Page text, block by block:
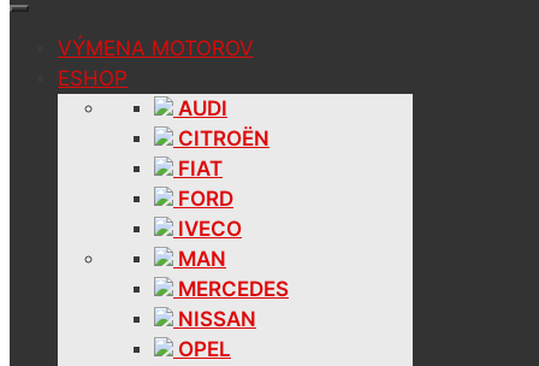
VÝMENA MOTOROV
ESHOP
AUDI
CITROËN
FIAT
FORD
IVECO
MAN
MERCEDES
NISSAN
OPEL